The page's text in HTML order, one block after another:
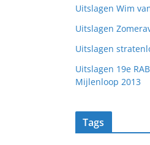
Uitslagen Wim
Uitslagen
Uitslagen
Uitslagen 19e
Mijlenloop 2013
Tags